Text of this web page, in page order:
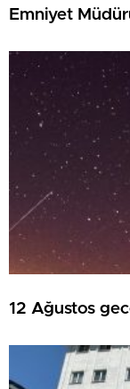
Emniyet
12 Ağustos